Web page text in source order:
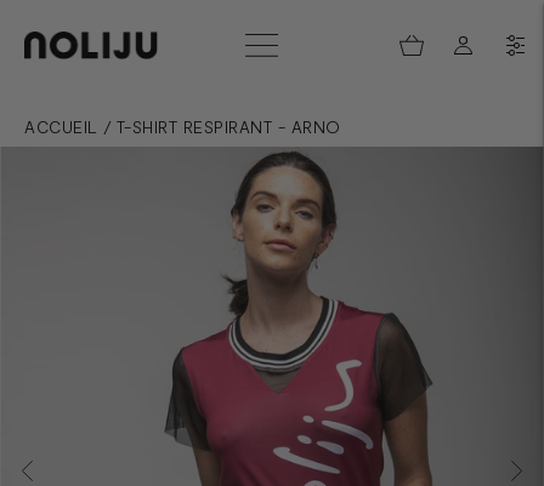
ACCUEIL / T-SHIRT RESPIRANT - ARNO